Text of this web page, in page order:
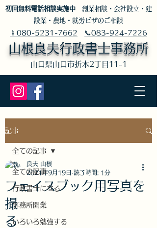
​初回無料電話相談実施中創業相談・会社設立・建
設業・農地・就労ビザのご相談
山根良夫行政書士事務所
​山口県山口市折本2丁目11-1
📱080-5231-7662 📞083-924-7226
記事
全ての記事
行政書士になる
事務所開業
いろいろ勉強する
全ての記事
フェイスブック用写真を
撮
る
良夫 山根
2021年9月19日 読了時間: 1分